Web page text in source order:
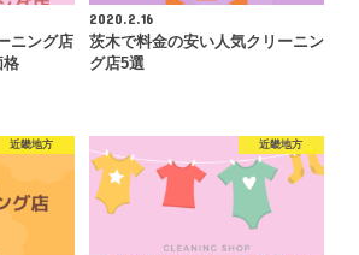
ニング店
格
2020.2.16
茨木で料金の安い人気クリーニン
グ店5選
近畿地方 近畿地方